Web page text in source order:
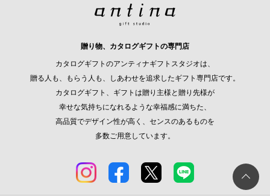
贈り物、カタログギフトの専門店
カタログギフトのアンティナギフトスタジオは、
贈る人も、もらう人も、しあわせを追求したギフト専門店です。
カタログギフト、ギフトは贈り主様と贈り先様が
幸せな気持ちになれるような幸福感に満ちた、
高品質でデザイン性が高く、センスのあるものを
多数ご用意しています。